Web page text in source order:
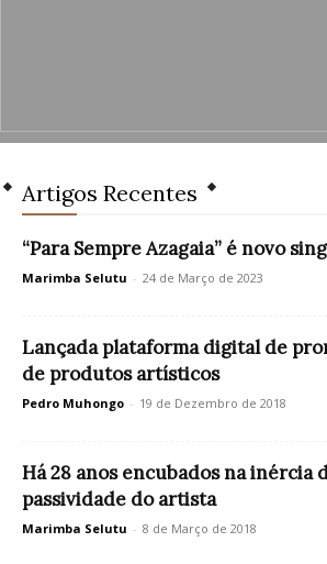
Artigos Recentes
“Para Sempre Azagaia” é novo
Marimba Selutu - 24 de Março de 2023
Lançada plataforma digital de
de produtos artísticos
Pedro Muhongo - 19 de Dezembro de 2018
Há 28 anos encubados na inércia
passividade do artista
Marimba Selutu - 8 de Março de 2018